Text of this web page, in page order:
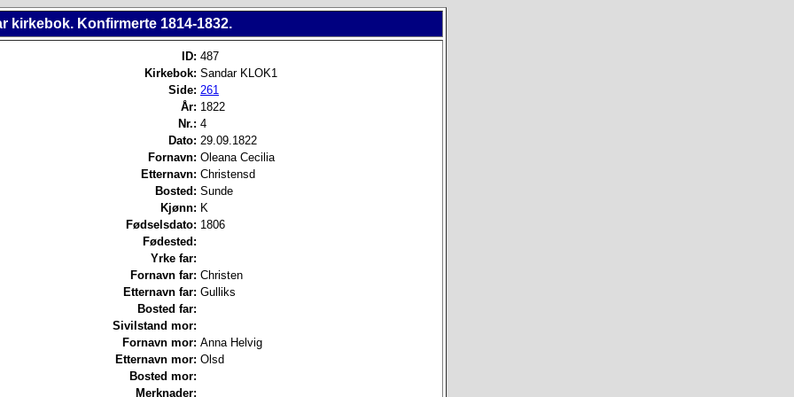
kirkebok. Konfirmerte 1814-1832.
ID: 487
Kirkebok: Sandar KLOK1
Side: 261
År: 1822
Nr.: 4
Dato: 29.09.1822
Fornavn: Oleana Cecilia
Etternavn: Christensd
Bosted: Sunde
Kjønn: K
Fødselsdato: 1806
Fødested:
Yrke far:
Fornavn far: Christen
Etternavn far: Gulliks
Bosted far:
Sivilstand mor:
Fornavn mor: Anna Helvig
Etternavn mor: Olsd
Bosted mor:
Merknader: